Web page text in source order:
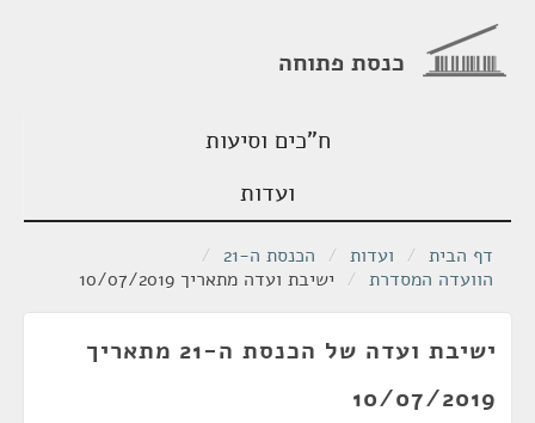
כנסת פתוחה
ח"כים וסיעות
ועדות
דף הבית / ועדות / הכנסת ה-21
/
הוועדה המסדרת / ישיבת ועדה מתאריך 10/07/2019
ישיבת ועדה של הכנסת ה-21 מתאריך
10/07/2019